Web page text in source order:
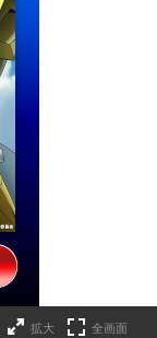
拡大 全画面